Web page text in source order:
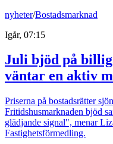
nyheter/Bostadsmarknad
Igår, 07:15
Juli bjöd på
väntar en aktiv
Priserna på bostadsrätter
Fritidshusmarknaden bjöd
glädjande signal", menar
Fastighetsförmedling.